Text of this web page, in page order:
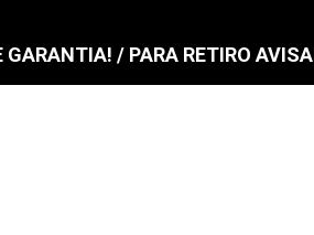
GARANTIA! / PARA RETIRO